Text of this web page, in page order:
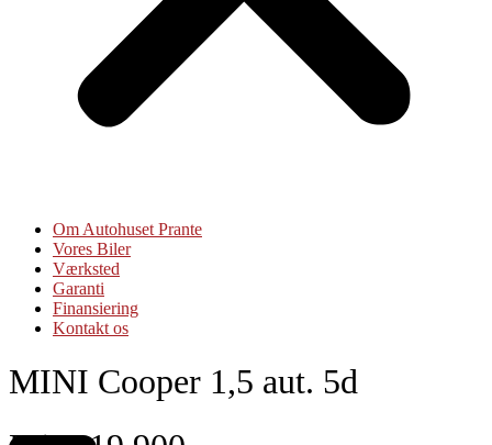
Om Autohuset Prante
Vores Biler
Værksted
Garanti
Finansiering
Kontakt os
MINI Cooper 1,5 aut. 5d